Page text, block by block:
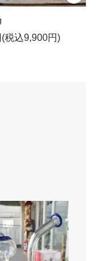
税込9,900円)